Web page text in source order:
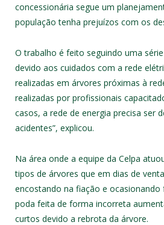
concessionária segue um
população tenha prejuízos com os
O trabalho é feito seguindo uma
devido aos cuidados com a rede
realizadas em árvores próximas à
realizadas por profissionais
casos, a rede de energia precisa ser
acidentes”, explicou.
Na área onde a equipe da Celpa
tipos de árvores que em dias de
encostando na fiação e ocasionando
poda feita de forma incorreta
curtos devido a rebrota da árvore.